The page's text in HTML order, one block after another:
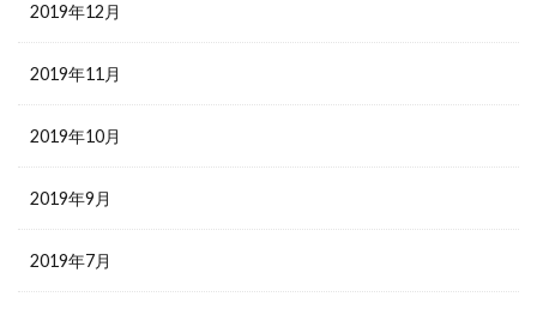
2019年12月
2019年11月
2019年10月
2019年9月
2019年7月